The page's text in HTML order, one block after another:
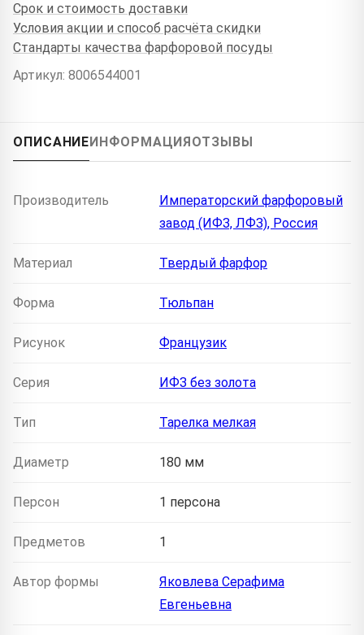
Срок и стоимость доставки
Условия акции и способ расчёта скидки
Стандарты качества фарфоровой посуды
Артикул: 8006544001
ОПИСАНИЕИНФОРМАЦИЯОТЗЫВЫ
Производитель
Императорский фарфоровый
завод (ИФЗ, ЛФЗ), Россия
Материал Твердый фарфор
Форма Тюльпан
Рисунок Французик
Серия ИФЗ без золота
Тип Тарелка мелкая
Диаметр 180 мм
Персон 1 персона
Предметов 1
Автор формы
Яковлева Серафима
Евгеньевна